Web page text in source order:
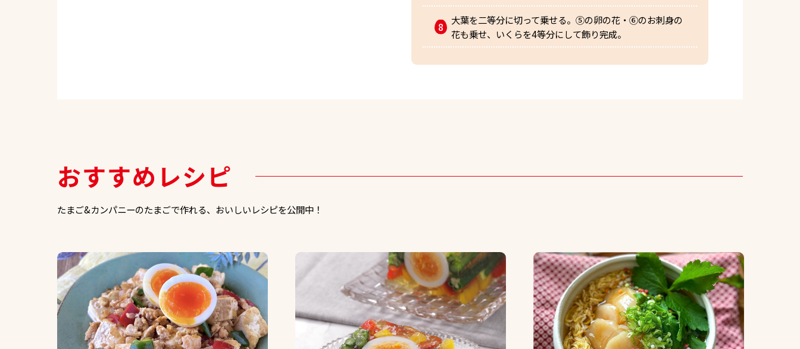
大葉を二等分に切って乗せる。➄の卵の花・⑥のお刺身の
花も乗せ、いくらを4等分にして飾り完成。
おすすめレシピ
たまご&カンパニーのたまごで作れる、おいしいレシピを公開中！